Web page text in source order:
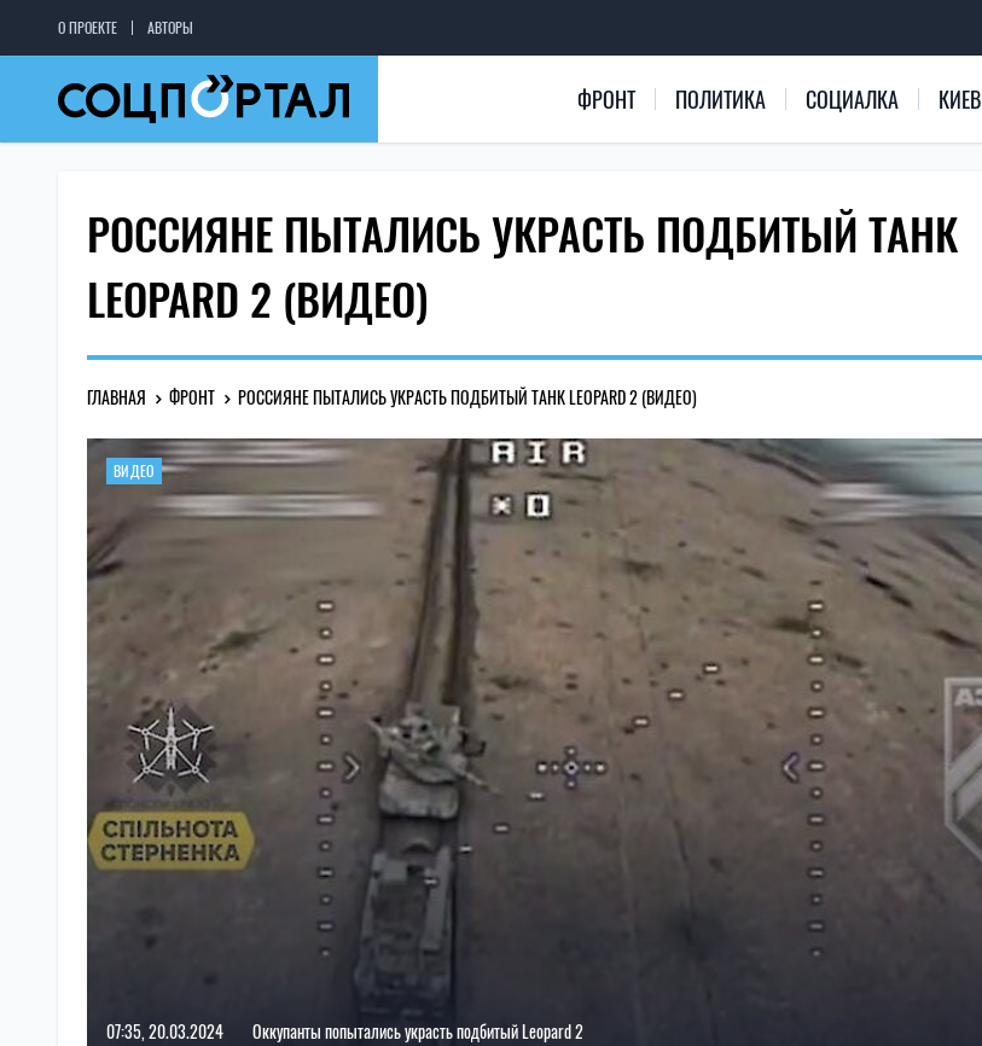
О ПРОЕКТЕ АВТОРЫ
ФРОНТ ПОЛИТИКА СОЦИАЛКА КИЕВ
РОССИЯНЕ ПЫТАЛИСЬ УКРАСТЬ ПОДБИТЫЙ ТАНК
LEOPARD 2 (ВИДЕО)
ГЛАВНАЯ ФРОНТ РОССИЯНЕ ПЫТАЛИСЬ УКРАСТЬ ПОДБИТЫЙ ТАНК LEOPARD 2 (ВИДЕО)
ВИДЕО
07:35, 20.03.2024 Оккупанты попытались украсть подбитый Leopard 2